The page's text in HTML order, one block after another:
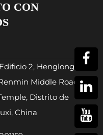
CON
2, Henglong
Middle Road,
Distrito de
China